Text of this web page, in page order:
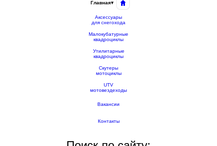
Главная▾
Аксессуары
для снегохода
Малокубатурные
квадроциклы
Утилитарные
квадроциклы
Скутеры
мотоциклы
UTV
мотовездеходы
Вакансии
Контакты